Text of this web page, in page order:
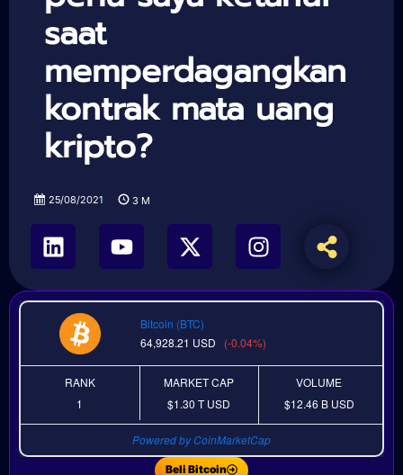
saat
memperdagangkan
kontrak mata uang
kripto?
25/08/2021 3 M
Bitcoin (BTC)
64,928.21 USD (-0.04%)
RANK
1
MARKET CAP
$1.30 TUSD
VOLUME
$12.46 B USD
Powered by CoinMarketCap
Beli Bitcoin